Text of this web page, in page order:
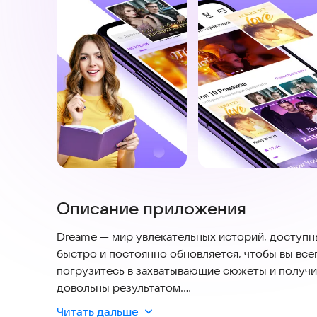
Описание приложения
Dreame — мир увлекательных историй,
быстро и постоянно обновляется, чтобы вы
погрузитесь в захватывающие сюжеты и
довольны результатом.
Читать дальше